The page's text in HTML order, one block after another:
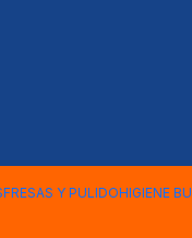
FRESAS Y PULIDOHIGIENE